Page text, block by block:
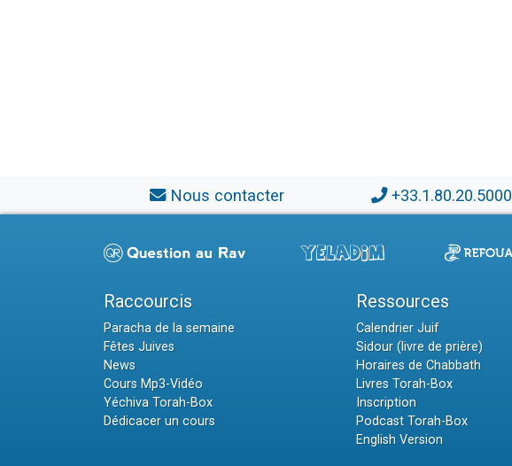
Nous contacter +33.1.80.20.5000
Raccourcis
Paracha de la semaine
Fêtes Juives
News
Cours Mp3-Vidéo
Yéchiva Torah-Box
Dédicacer un cours
Ressources
Calendrier Juif
Sidour (livre de prière)
Horaires de Chabbath
Livres Torah-Box
Inscription
Podcast Torah-Box
English Version